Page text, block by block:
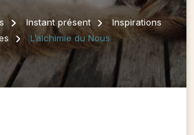
Instant présent
Inspirations
L’alchimie du Nous